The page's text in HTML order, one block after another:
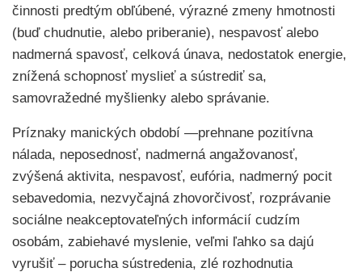
činnosti predtým obľúbené, výrazné zmeny hmotnosti
(buď chudnutie, alebo priberanie), nespavosť alebo
nadmerná spavosť, celková únava, nedostatok energie,
znížená schopnosť myslieť a sústrediť sa,
samovražedné myšlienky alebo správanie.
Príznaky manických období —prehnane pozitívna
nálada, neposednosť, nadmerná angažovanosť,
zvýšená aktivita, nespavosť, eufória, nadmerný pocit
sebavedomia, nezvyčajná zhovorčivosť, rozprávanie
sociálne neakceptovateľných informácií cudzím
osobám, zabiehavé myslenie, veľmi ľahko sa dajú
vyrušiť – porucha sústredenia, zlé rozhodnutia